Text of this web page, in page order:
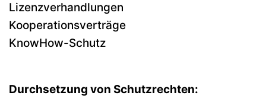
Lizenzverhandlungen
Kooperationsverträge
KnowHow-Schutz
Durchsetzung von Schutzrechten: